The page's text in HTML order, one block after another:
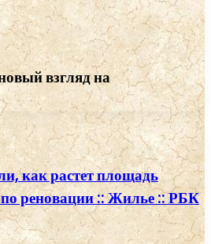
взгляд на
как растет площадь
по реновации :: Жилье :: РБК